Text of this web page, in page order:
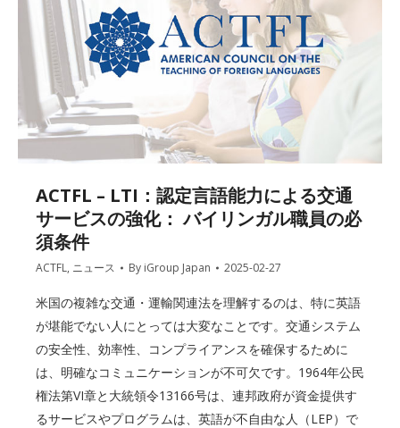
ACTFL – LTI：認定言語能力による交通
サービスの強化： バイリンガル職員の必
須条件
ACTFL, ニュース By iGroup Japan 2025-02-27
米国の複雑な交通・運輸関連法を理解するのは、特に英語
が堪能でない人にとっては大変なことです。交通システム
の安全性、効率性、コンプライアンスを確保するために
は、明確なコミュニケーションが不可欠です。1964年公民
権法第VI章と大統領令13166号は、連邦政府が資金提供す
るサービスやプログラムは、英語が不自由な人（LEP）で